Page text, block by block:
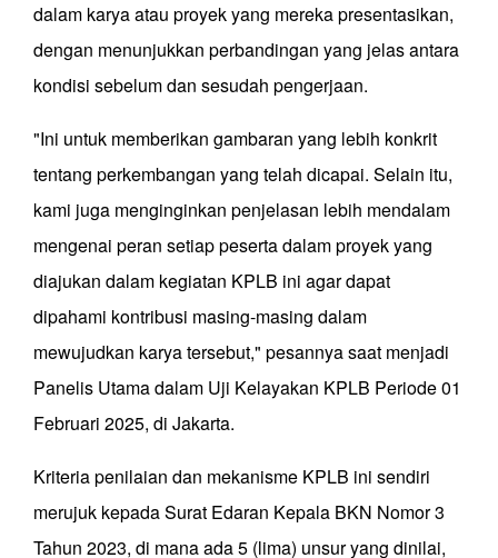
dalam karya atau proyek yang mereka presentasikan,
dengan menunjukkan perbandingan yang jelas antara
kondisi sebelum dan sesudah pengerjaan.
"Ini untuk memberikan gambaran yang lebih konkrit
tentang perkembangan yang telah dicapai. Selain itu,
kami juga menginginkan penjelasan lebih mendalam
mengenai peran setiap peserta dalam proyek yang
diajukan dalam kegiatan KPLB ini agar dapat
dipahami kontribusi masing-masing dalam
mewujudkan karya tersebut," pesannya saat menjadi
Panelis Utama dalam Uji Kelayakan KPLB Periode 01
Februari 2025, di Jakarta.
Kriteria penilaian dan mekanisme KPLB ini sendiri
merujuk kepada Surat Edaran Kepala BKN Nomor 3
Tahun 2023, di mana ada 5 (lima) unsur yang dinilai,